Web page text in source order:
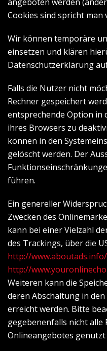
Cookies sind spricht man
Wir können temporäre
einsetzen und klären
Datenschutzerklärung
Falls die Nutzer nicht
Rechner gespeichert
entsprechende Option in
ihres Browsers zu
können in den
gelöscht werden. Der
führen.
Ein genereller
Zwecken des
kann bei einer Vielzahl
des Trackings, über die
http://
http://
Weiteren kann die
deren Abschaltung in
erreicht werden. Bitte
gegebenenfalls nicht alle
Onlineangebotes